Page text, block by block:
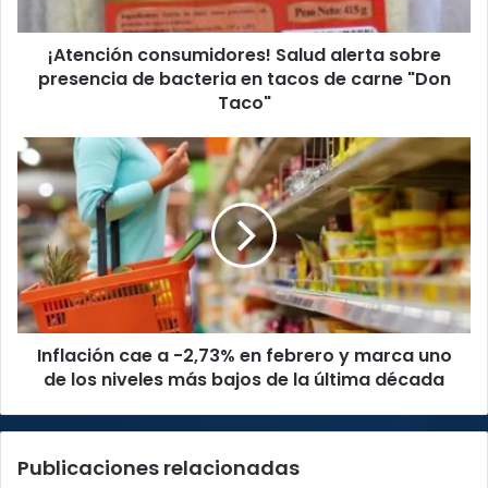
en
tacos
Taco"
¡Atención consumidores! Salud alerta sobre
presencia de bacteria en tacos de carne "Don
Taco"
Inflación
cae
a
-2,73%
en
febrero
y
marca
uno
de
Inflación cae a -2,73% en febrero y marca uno
de los niveles más bajos de la última década
Publicaciones relacionadas